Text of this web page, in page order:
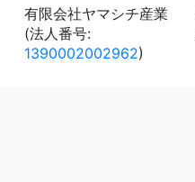
有限会社ヤマシチ産業
(法人番号:
1390002002962)